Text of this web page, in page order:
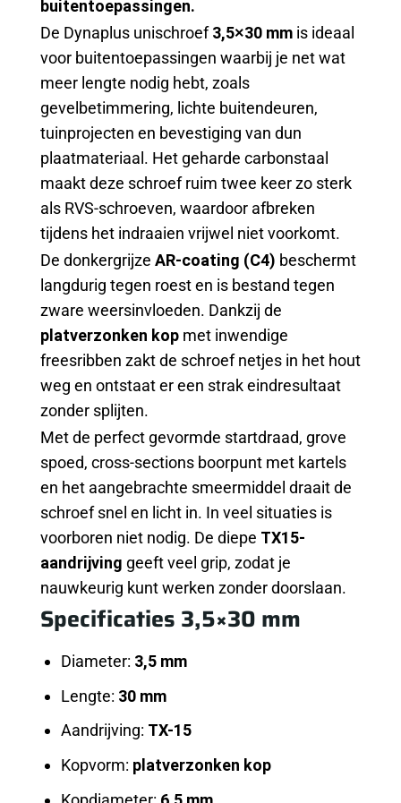
buitentoepassingen.
De Dynaplus unischroef3,5×30 mm is ideaal
voor buitentoepassingen waarbij je net wat
meer lengte nodig hebt, zoals
gevelbetimmering, lichte buitendeuren,
tuinprojecten en bevestiging van dun
plaatmateriaal. Het geharde carbonstaal
maakt deze schroef ruim twee keer zo sterk
als RVS-schroeven, waardoor afbreken
tijdens het indraaien vrijwel niet voorkomt.
De donkergrijze AR-coating (C4) beschermt
langdurig tegen roest en is bestand tegen
zware weersinvloeden. Dankzij de
platverzonken kop met inwendige
freesribben zakt de schroef netjes in het hout
weg en ontstaat er een strak eindresultaat
zonder splijten.
Met de perfect gevormde startdraad, grove
spoed, cross-sections boorpunt met kartels
en het aangebrachte smeermiddel draait de
schroef snel en licht in. In veel situaties is
voorboren niet nodig. De diepe TX15-
aandrijving geeft veel grip, zodat je
nauwkeurig kunt werken zonder doorslaan.
Specificaties 3,5×30 mm
Diameter: 3,5 mm
Lengte: 30 mm
Aandrijving: TX-15
Kopvorm: platverzonken kop